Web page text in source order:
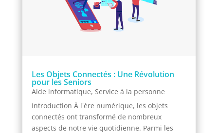
Les Objets Connectés : Une Révolution
pour les Seniors
Aide informatique, Service à la personne
Introduction À l'ère numérique, les objets
connectés ont transformé de nombreux
aspects de notre vie quotidienne. Parmi les